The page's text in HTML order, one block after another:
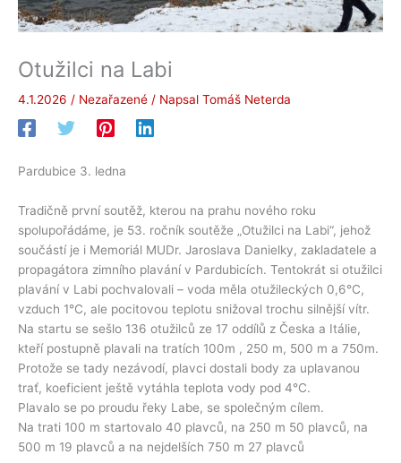
Otužilci na Labi
4.1.2026 / Nezařazené / Napsal Tomáš Neterda
Pardubice 3. ledna
Tradičně první soutěž, kterou na prahu nového roku
spolupořádáme, je 53. ročník soutěže „Otužilci na Labi“, jehož
součástí je i Memoriál MUDr. Jaroslava Danielky, zakladatele a
propagátora zimního plavání v Pardubicích. Tentokrát si otužilci
plavání v Labi pochvalovali – voda měla otužileckých 0,6°C,
vzduch 1°C, ale pocitovou teplotu snižoval trochu silnější vítr.
Na startu se sešlo 136 otužilců ze 17 oddílů z Česka a Itálie,
kteří postupně plavali na tratích 100m , 250 m, 500 m a 750m.
Protože se tady nezávodí, plavci dostali body za uplavanou
trať, koeficient ještě vytáhla teplota vody pod 4°C.
Plavalo se po proudu řeky Labe, se společným cílem.
Na trati 100 m startovalo 40 plavců, na 250 m 50 plavců, na
500 m 19 plavců a na nejdelších 750 m 27 plavců